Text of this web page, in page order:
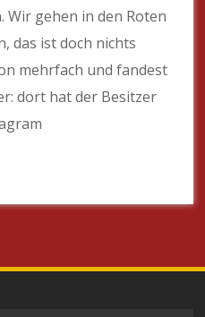
Wir gehen in den Roten
das ist doch nichts
mehrfach und fandest
dort hat der Besitzer